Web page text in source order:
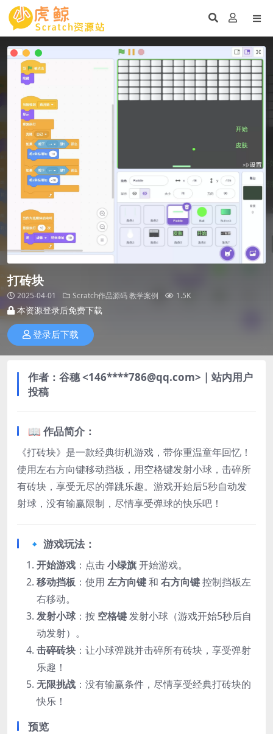
打砖块
2025-04-01 Scratch作品源码教学案例 1.5K
本资源登录后免费下载
登录后下载
作者： 谷穗<146****786@qq.com> | 站内用户
投稿
📖 作品简介：​
《打砖块》是一款经典街机游戏，带你重温童年回忆！
使用左右方向键移动挡板，用空格键发射小球，击碎所
有砖块，享受无尽的弹跳乐趣。游戏开始后5秒自动发
射球，没有输赢限制，尽情享受弹球的快乐吧！
🔹 游戏玩法：​
开始游戏 ：点击 ​小绿旗开始游戏。
移动挡板 ：使用 ​ 左方向键和 ​ 右方向键控制挡板左
右移动。
发射小球 ：按 ​ 空格键发射小球（游戏开始5秒后自
动发射）。
击碎砖块 ：让小球弹跳并击碎所有砖块，享受弹射
乐趣！
无限挑战 ：没有输赢条件，尽情享受经典打砖块的
快乐！
预览